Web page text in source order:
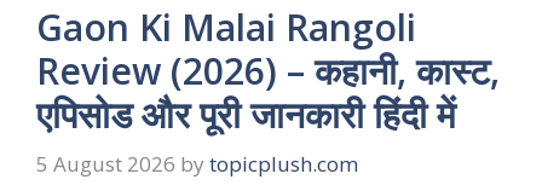
Gaon Ki Malai Rangoli
Review (2026) – कहानी, कास्ट,
एपिसोड और पूरी जानकारी हिंदी में
5 August 2026 by topicplush.com